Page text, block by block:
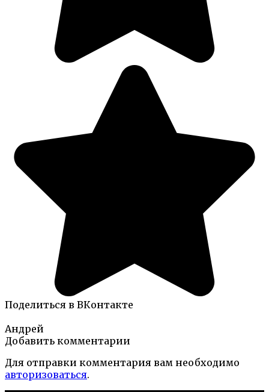
Поделиться в ВКонтакте
Андрей
Добавить комментарии
Для отправки комментария вам необходимо
авторизоваться.